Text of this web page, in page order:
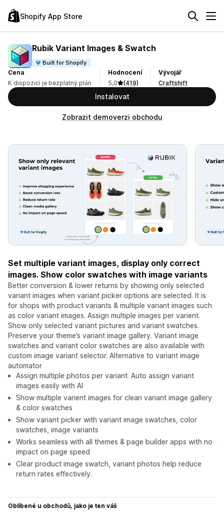
Shopify App Store
Rubik Variant Images & Swatch
Built for Shopify
Cena
K dispozici je bezplatný plán
Hodnocení
5,0
(419)
Vývojář
Craftshift
Instalovat
Zobrazit demoverzi obchodu
Set multiple variant images, display only correct
images. Show color swatches with image variants
Better conversion & lower returns by showing only selected
variant images when variant picker options are selected. It is
for shops with product variants & multiple variant images such
as color variant images. Assign multiple images per varient.
Show only selected variant pictures and variant swatches.
Preserve your theme’s variant image gallery. Variant image
swatches and variant color swatches are also available with
custom image variant selector. Alternative to variant image
automator
Assign multiple photos per variant. Auto assign variant
images easily with AI
Show multiple varient images for clean variant image gallery
& color swatches
Show variant picker with variant image swatches, color
swatches, image variants
Works seamless with all themes & page builder apps with no
impact on page speed
Clear product image swatch, variant photos help reduce
return rates effectively.
Oblíbené u obchodů, jako je ten váš